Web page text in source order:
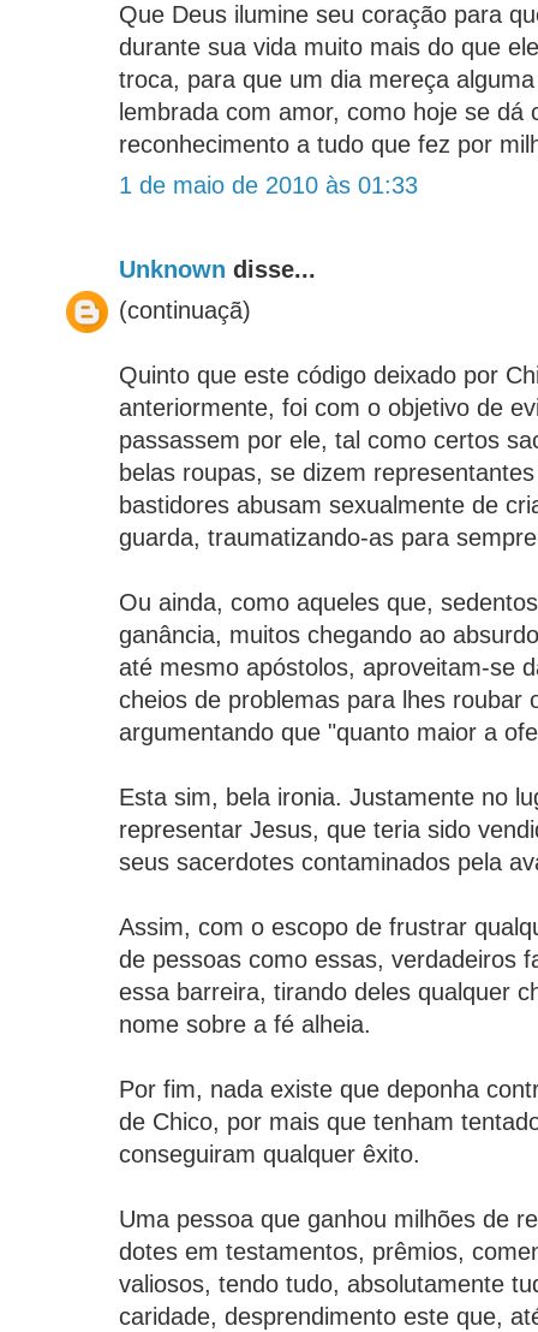
Que Deus ilumine seu coração para
durante sua vida muito mais do que
troca, para que um dia mereça
lembrada com amor, como hoje se dá
reconhecimento a tudo que fez por
1 de maio de 2010 às 01:33
Unknown disse...
(continuaçã)
Quinto que este código deixado por
anteriormente, foi com o objetivo de
passassem por ele, tal como certos
belas roupas, se dizem
bastidores abusam sexualmente de
guarda, traumatizando-as para
Ou ainda, como aqueles que,
ganância, muitos chegando ao
até mesmo apóstolos, aproveitam-se
cheios de problemas para lhes roubar
argumentando que "quanto maior a
Esta sim, bela ironia. Justamente no
representar Jesus, que teria sido
seus sacerdotes contaminados pela
Assim, com o escopo de frustrar
de pessoas como essas, verdadeiros
essa barreira, tirando deles qualquer
nome sobre a fé alheia.
Por fim, nada existe que deponha
de Chico, por mais que tenham
conseguiram qualquer êxito.
Uma pessoa que ganhou milhões de
dotes em testamentos, prêmios,
valiosos, tendo tudo, absolutamente
caridade, desprendimento este que,